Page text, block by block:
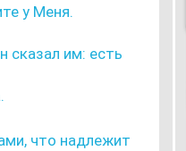
у Меня.
сказал им: есть
что надлежит